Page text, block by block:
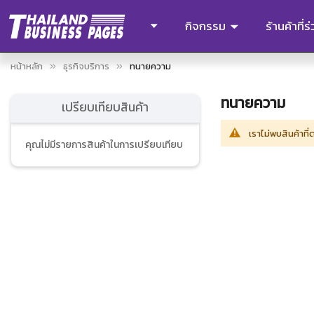
กิจกรรม ร้านค้าที่
หน้าหลัก ธุรกิจบริการ ทนายความ
ทนายความ
เราไม่พบสินค้าที่
เปรียบเทียบสินค้า
คุณไม่มีรายการสินค้าในการเปรียบเทียบ